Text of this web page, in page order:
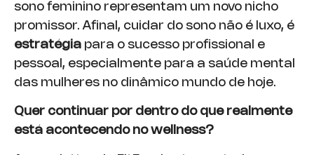
sono feminino representam um novo nicho
promissor. Afinal, cuidar do sono não é luxo, é
estratégia para o sucesso profissional e
pessoal, especialmente para a saúde mental
das mulheres no dinâmico mundo de hoje.
Quer continuar por dentro do que realmente
está acontecendo no wellness?